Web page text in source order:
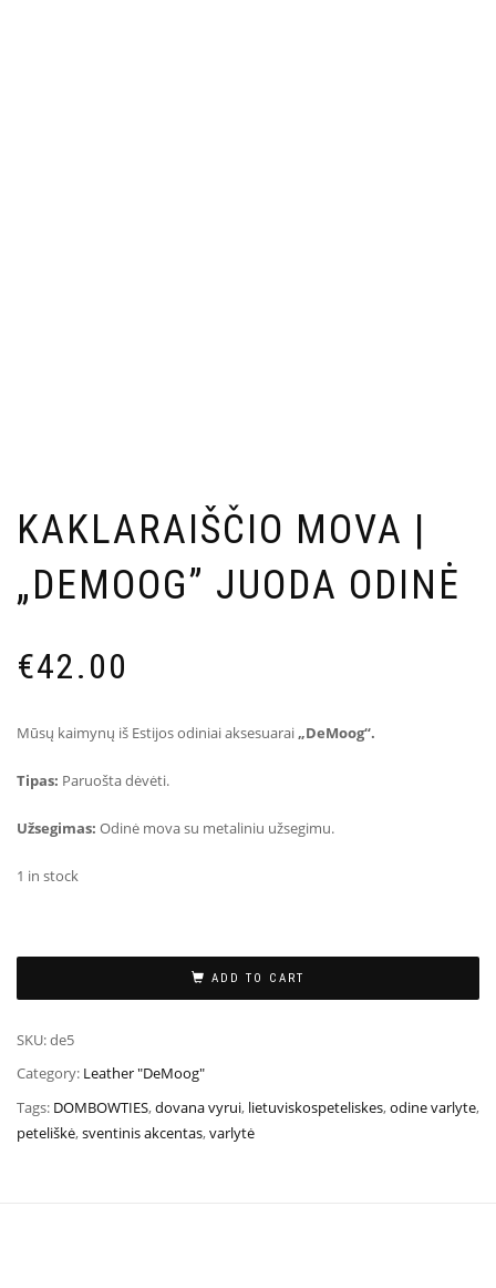
KAKLARAIŠČIO MOVA |
„DEMOOG” JUODA ODINĖ
€42.00
Mūsų kaimynų iš Estijos odiniai aksesuarai„DeMoog“.
Tipas: Paruošta dėvėti.
Užsegimas: Odinė mova su metaliniu užsegimu.
1 in stock
ADD TO CART
SKU:de5
Category: Leather "DeMoog"
Tags: DOMBOWTIES,dovana vyrui, lietuviskospeteliskes,odine varlyte,
peteliškė,sventinis akcentas,varlytė